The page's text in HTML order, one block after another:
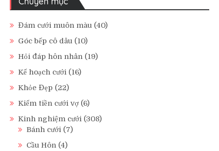
Đám cưới muôn màu (40)
Góc bếp cô dâu (10)
Hỏi đáp hôn nhân (19)
Kế hoạch cưới (16)
Khỏe Đẹp (22)
Kiếm tiền cưới vợ (6)
Kinh nghiệm cưới (308)
Bánh cưới (7)
Cầu Hôn (4)